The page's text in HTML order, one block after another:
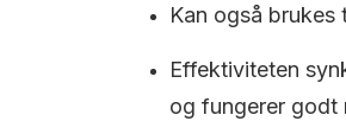
Kan også brukes
Effektiviteten
og fungerer godt